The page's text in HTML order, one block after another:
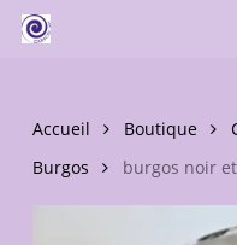
main
Accueil Boutique
Burgos
burgos noir